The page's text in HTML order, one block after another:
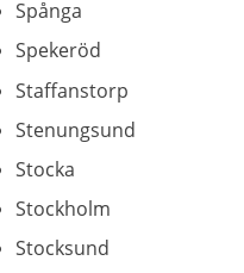
Spånga
Spekeröd
Staffanstorp
Stenungsund
Stocka
Stockholm
Stocksund